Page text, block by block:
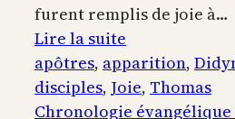
furent remplis de joie à…
Lire la suite
Apparition
aux
disciples
apôtres, apparition,
disciples, Joie, Thomas
Chronologie